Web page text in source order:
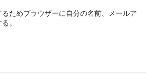
ためブラウザーに自分の名前、メールア
。